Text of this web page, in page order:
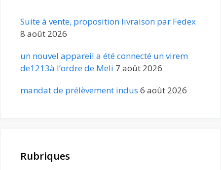
Suite à vente, proposition livraison par Fedex
8 août 2026
un nouvel appareil a été connecté un virem
de1213à l’ordre de Meli 7 août 2026
mandat de prélèvement indus 6 août 2026
Rubriques